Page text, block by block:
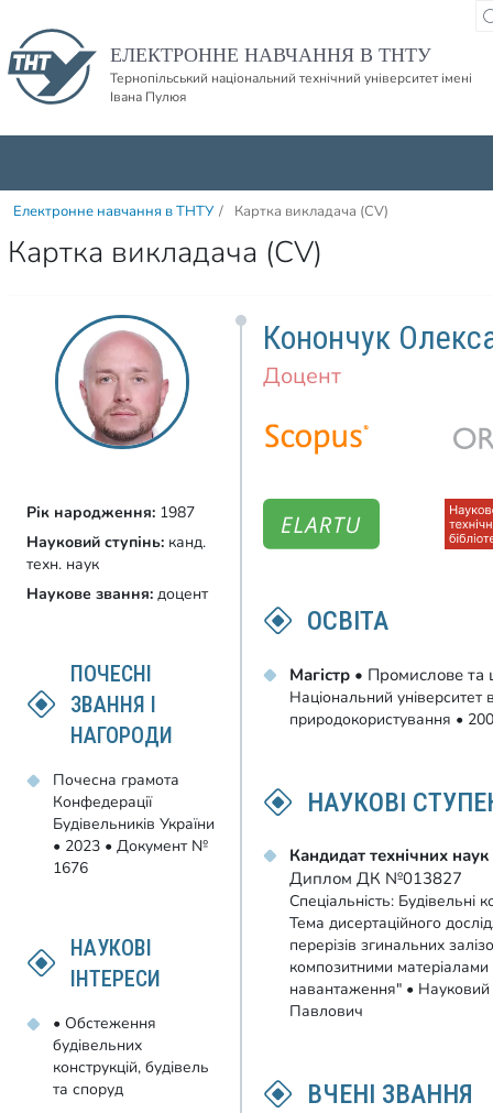
ЕЛЕКТРОННЕ НАВЧАННЯ В ТНТУ
Тернопільський національний технічний університет імені
Івана Пулюя
Електронне навчання в ТНТУ / Картка викладача (CV)
Картка викладача (CV)
Рік народження: 1987
Науковий ступінь: канд.
техн. наук
Наукове звання: доцент
ПОЧЕСНІ
ЗВАННЯ І
НАГОРОДИ
Почесна грамота
Конфедерації
Будівельників України
• 2023 • Документ №
1676
НАУКОВІ
ІНТЕРЕСИ
• Обстеження
будівельних
конструкцій, будівель
та споруд
Конончук
Доцент
ОСВІТА
Магістр • Промислове та
Національний університет
природокористування •
НАУКОВІ
Кандидат технічних наук
Диплом ДК №013827
Спеціальність: Будівельні
Тема дисертаційного
перерізів згинальних
композитними матеріалами
навантаження" •
Павлович
ВЧЕНІ ЗВАННЯ